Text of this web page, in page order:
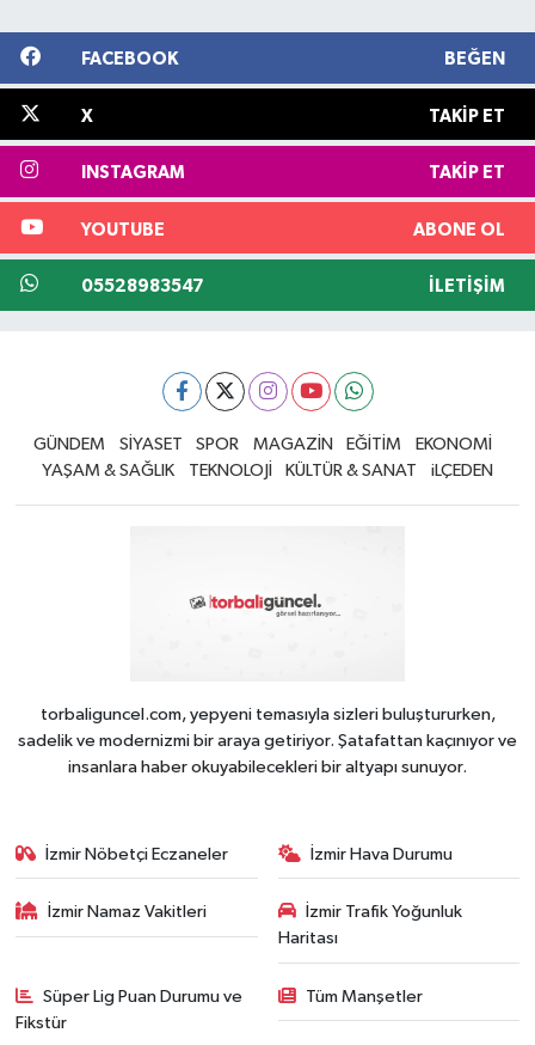
FACEBOOK BEĞEN
X TAKIP ET
INSTAGRAM TAKIP ET
YOUTUBE ABONE OL
05528983547 İLETIŞIM
GÜNDEM SİYASET SPOR MAGAZİN EĞİTİM
EKONOMİ
YAŞAM & SAĞLIK
TEKNOLOJİ KÜLTÜR & SANAT iLÇEDEN
torbaliguncel.com, yepyeni temasıyla sizleri buluştururken,
sadelik ve modernizmi bir araya getiriyor. Şatafattan kaçınıyor ve
insanlara haber okuyabilecekleri bir altyapı sunuyor.
İzmir Nöbetçi Eczaneler İzmir Hava Durumu
İzmir Namaz Vakitleri
İzmir Trafik Yoğunluk
Haritası
Süper Lig Puan Durumu ve
Fikstür
Tüm Manşetler